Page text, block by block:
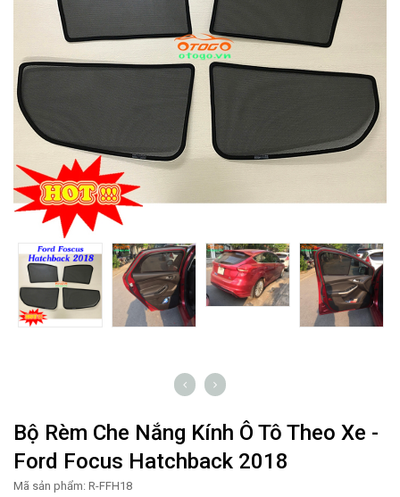
Bộ Rèm Che Nắng Kính Ô Tô Theo Xe -
Ford Focus Hatchback 2018
Mã sản phẩm: R-FFH18